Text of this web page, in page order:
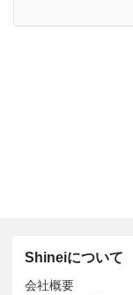
Shineiについて
会社概要